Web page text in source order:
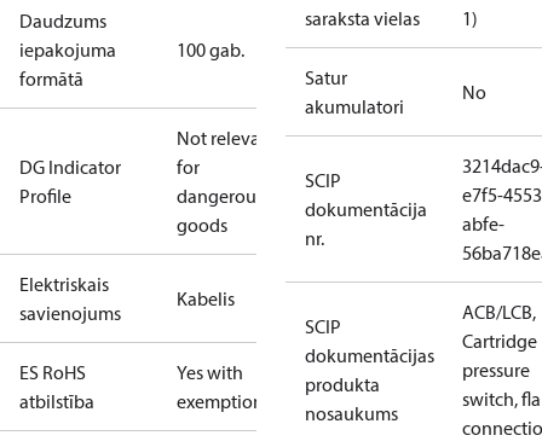
Daudzums
iepakojuma
formātā
100 gab.
DG Indicator
Profile
Not relevant
for
dangerous
goods
Elektriskais
savienojums
Kabelis
ES RoHS
atbilstība
Yes with
exemptions
saraksta vielas
1)
Satur
akumulatori
No
SCIP
dokumentācija
nr.
e7f5-
abfe-
SCIP
dokumentācijas
produkta
nosaukums
ACB/LCB,
Cartridge
pressure
switch,